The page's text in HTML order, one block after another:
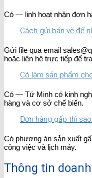
Có — linh hoạt nhận đơn
Cách gửi bản vẽ để
Gửi file qua email
hoặc liên hệ trực tiếp để
Có làm sản phẩm
Có — Tứ Minh có kinh
hàng và cơ sở chế biến.
Đơn hàng gấp thì
Có phương án sản xuất
công việc và lịch máy.
Thông tin